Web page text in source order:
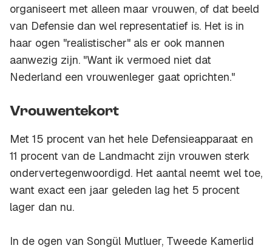
organiseert met alleen maar vrouwen, of dat beeld
van Defensie dan wel representatief is. Het is in
haar ogen "realistischer" als er ook mannen
aanwezig zijn. "Want ik vermoed niet dat
Nederland een vrouwenleger gaat oprichten."
Vrouwentekort
Met 15 procent van het hele Defensieapparaat en
11 procent van de Landmacht zijn vrouwen sterk
ondervertegenwoordigd. Het aantal neemt wel toe,
want exact een jaar geleden lag het 5 procent
lager dan nu.
In de ogen van Songül Mutluer, Tweede Kamerlid